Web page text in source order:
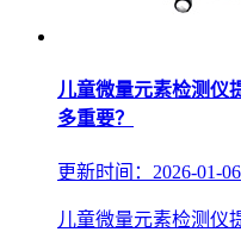
儿童微量元素检测仪
多重要？
更新时间：2026-01-06
儿童微量元素检测仪